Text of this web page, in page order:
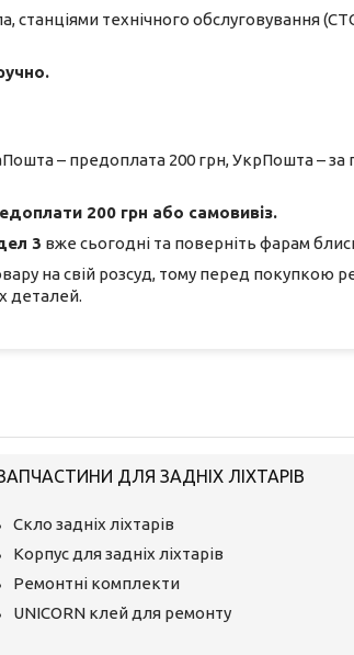
станціями технічного обслуговування
– предоплата 200 грн, УкрПошта – за
200 грн або самовивіз.
3 вже сьогодні та поверніть фарам
на свій розсуд, тому перед покупкою
деталей.
ДЛЯ ЗАДНІХ ЛІХТАРІВ
Скло задніх ліхтарів
Корпус для задніх ліхтарів
Ремонтні комплекти
UNICORN клей для ремонту